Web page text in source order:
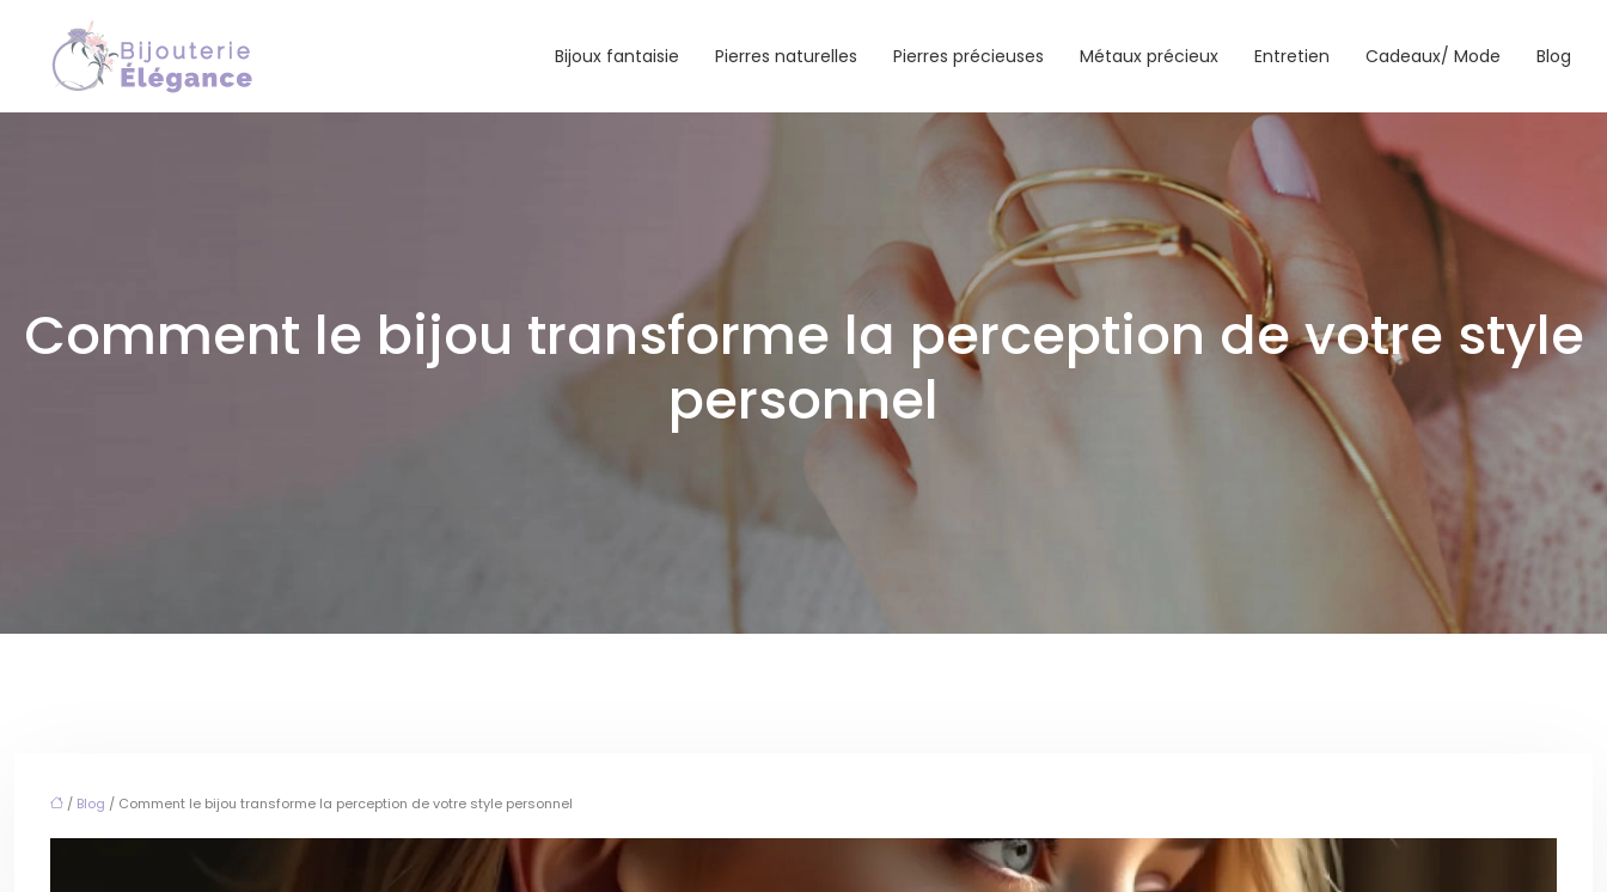
Bijoux fantaisie Pierres naturelles Pierres précieuses Métaux précieux Entretien Cadeaux/ Mode Blog
Comment le bijou transforme la perception de votre style
personnel
/ Blog / Comment le bijou transforme la perception de votre style personnel